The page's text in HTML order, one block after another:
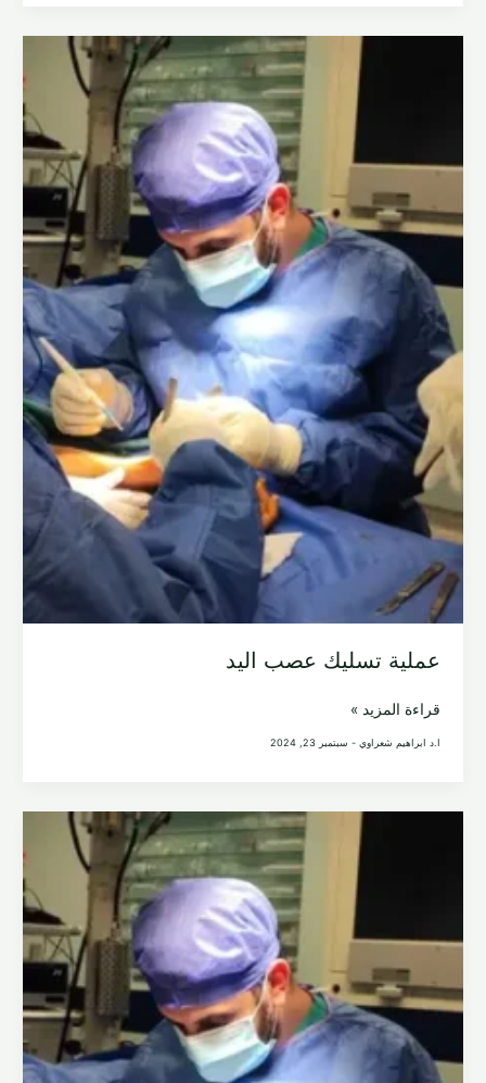
العظام
عملية تسليك عصب اليد
عملية
تسليك
قراءة المزيد »
ا.د ابراهيم شعراوي - سبتمبر 23, 2024